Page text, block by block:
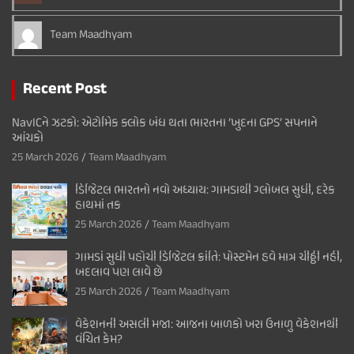
Team Maadhyam
Recent Post
NavICને ઝટકો: એટોમિક ક્લોક બંધ થતા ભારતના ‘ખુદના GPS’ સપનાને
આંચકો
25 March 2026 Team Maadhyam
ડિજિટલ ભારતનો નવો અધ્યાય: ગામડાથી ગ્લોબલ સુધી, દરેક
હાથમાં તક
25 March 2026 Team Maadhyam
ગામડાં સુધી પહોંચી ડિજિટલ ક્રાંતિ: પોસ્ટમેન હવે માત્ર ચીઠ્ઠી નહીં,
બદલાવ પણ લાવે છે
25 March 2026 Team Maadhyam
વેકેશનની અસલી મજા: આજના બાળકો ખરા ઉનાળુ વેકેશનથી
વંચિત કેમ?